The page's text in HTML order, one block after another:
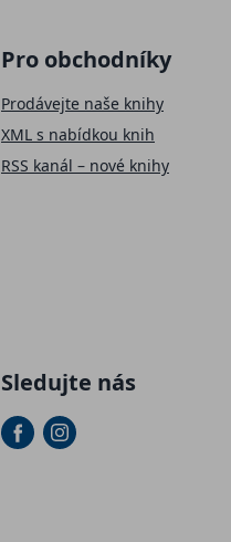
Pro obchodníky
Prodávejte naše knihy
XML s nabídkou knih
RSS kanál – nové knihy
Sledujte nás